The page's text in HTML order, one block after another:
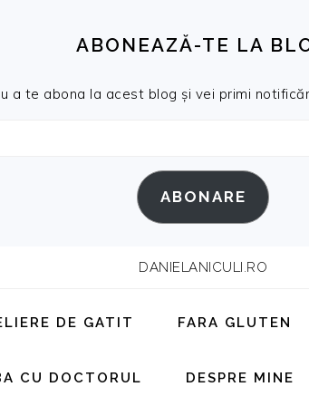
ABONEAZĂ-TE LA
a te abona la acest blog și vei primi
ABONARE
DANIELANICULI.RO
DE GATIT FARA GLUTEN
CU DOCTORUL DESPRE MINE